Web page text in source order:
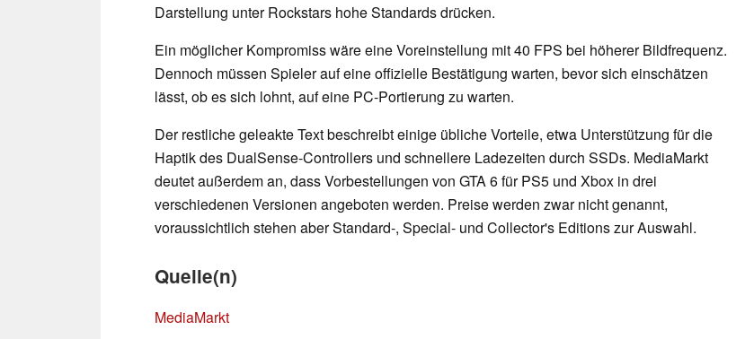
Darstellung unter Rockstars hohe Standards drücken.
Ein möglicher Kompromiss wäre eine Voreinstellung mit 40 FPS bei höherer Bildfrequenz.
Dennoch müssen Spieler auf eine offizielle Bestätigung warten, bevor sich einschätzen
lässt, ob es sich lohnt, auf eine PC-Portierung zu warten.
Der restliche geleakte Text beschreibt einige übliche Vorteile, etwa Unterstützung für die
Haptik des DualSense-Controllers und schnellere Ladezeiten durch SSDs. MediaMarkt
deutet außerdem an, dass Vorbestellungen von GTA 6 für PS5 und Xbox in drei
verschiedenen Versionen angeboten werden. Preise werden zwar nicht genannt,
voraussichtlich stehen aber Standard-, Special- und Collector's Editions zur Auswahl.
Quelle(n)
MediaMarkt